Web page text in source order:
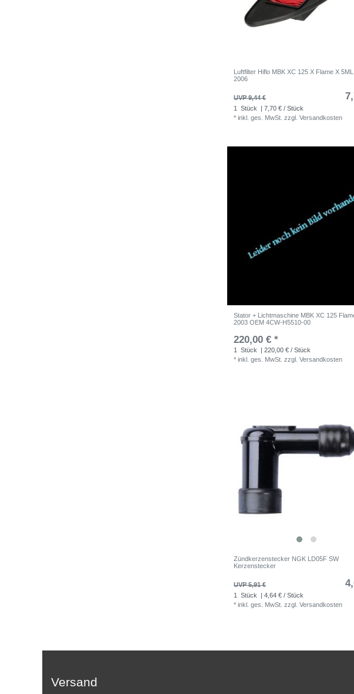
Luftfilter Hiflo MBK XC 125 X Flame X
2006
UVP 9,44 €
1 Stück
| 7,70 € / Stück
*inkl. ges. MwSt. zzgl.Versandkosten
Stator + Lichtmaschine MBK XC 125
2003 OEM 4CW-H5510-00
220,00 € *
1 Stück
| 220,00 € / Stück
*inkl. ges. MwSt. zzgl.Versandkosten
Zündkerzenstecker NGK LD05F SW
Kerzenstecker
UVP 5,91 €
1 Stück
| 4,64 € / Stück
*inkl. ges. MwSt. zzgl.Versandkosten
Versand